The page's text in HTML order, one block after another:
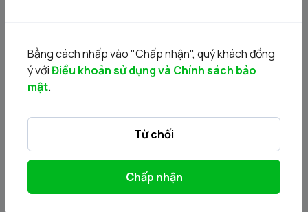
Thông báo phát hành chứng quyền có bảo đảm - Đợt
Bằng cách nhấp vào "Chấp nhận", quý khách đồng
ý vớiĐiều khoản sử dụng và Chính sách bảo
mật.
Từ chối
Chấp nhận